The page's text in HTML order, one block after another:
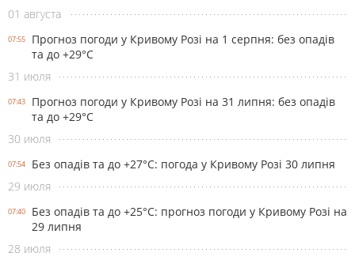
01 августа
07:55
Прогноз погоди у Кривому Розі на 1 серпня: без опадів
та до +29°С
31 июля
07:43
Прогноз погоди у Кривому Розі на 31 липня: без опадів
та до +29°С
30 июля
07:54
Без опадів та до +27°С: погода у Кривому Розі 30 липня
29 июля
07:40
Без опадів та до +25°С: прогноз погоди у Кривому Розі на
29 липня
28 июля